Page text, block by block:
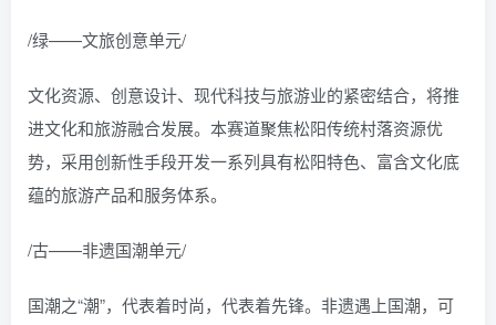
/绿——文旅创意单元/
文化资源、创意设计、现代科技与旅游业的紧密结合，将推
进文化和旅游融合发展。本赛道聚焦松阳传统村落资源优
势，采用创新性手段开发一系列具有松阳特色、富含文化底
蕴的旅游产品和服务体系。
/古——非遗国潮单元/
国潮之“潮”，代表着时尚，代表着先锋。非遗遇上国潮，可